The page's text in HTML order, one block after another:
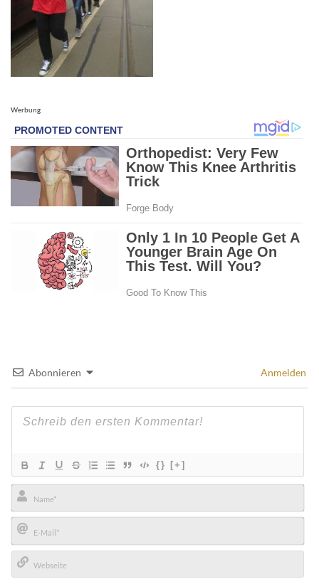
Werbung
Abonnieren Anmelden
{} [+]
Name*
E-
Mail*